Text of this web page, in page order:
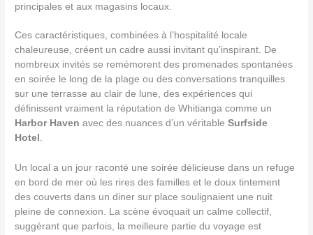
principales et aux magasins locaux.
Ces caractéristiques, combinées à l’hospitalité locale
chaleureuse, créent un cadre aussi invitant qu’inspirant. De
nombreux invités se remémorent des promenades spontanées
en soirée le long de la plage ou des conversations tranquilles
sur une terrasse au clair de lune, des expériences qui
définissent vraiment la réputation de Whitianga comme un
Harbor Haven avec des nuances d’un véritableSurfside
Hotel .
Un local a un jour raconté une soirée délicieuse dans un refuge
en bord de mer où les rires des familles et le doux tintement
des couverts dans un diner sur place soulignaient une nuit
pleine de connexion. La scène évoquait un calme collectif,
suggérant que parfois, la meilleure partie du voyage est